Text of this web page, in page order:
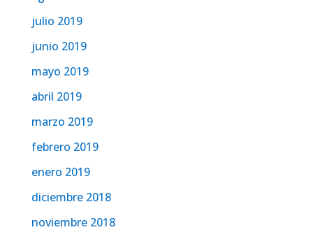
julio 2019
junio 2019
mayo 2019
abril 2019
marzo 2019
febrero 2019
enero 2019
diciembre 2018
noviembre 2018